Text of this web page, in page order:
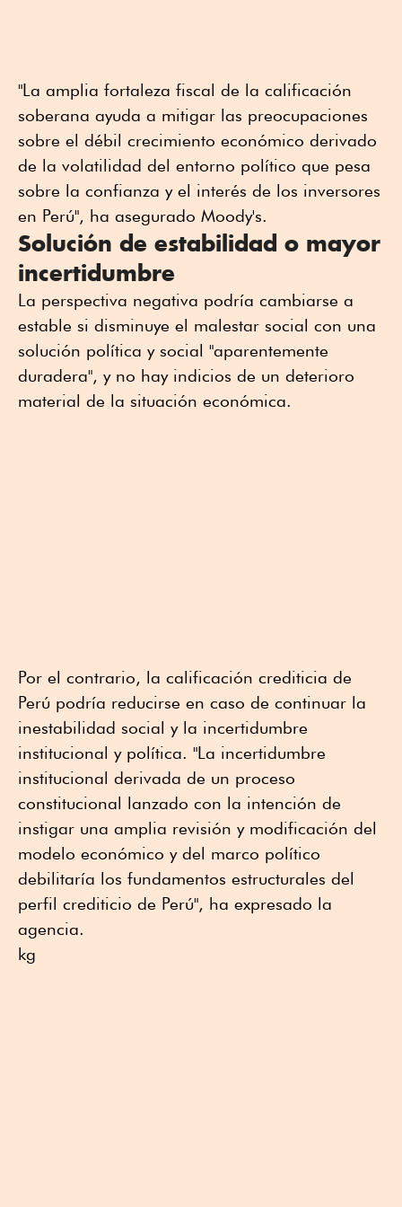
"La amplia fortaleza fiscal de la calificación
soberana ayuda a mitigar las preocupaciones
sobre el débil crecimiento económico derivado
de la volatilidad del entorno político que pesa
sobre la confianza y el interés de los inversores
en Perú", ha asegurado Moody's.
Solución de estabilidad o mayor
incertidumbre
La perspectiva negativa podría cambiarse a
estable si disminuye el malestar social con una
solución política y social "aparentemente
duradera", y no hay indicios de un deterioro
material de la situación económica.
Por el contrario, la calificación crediticia de
Perú podría reducirse en caso de continuar la
inestabilidad social y la incertidumbre
institucional y política. "La incertidumbre
institucional derivada de un proceso
constitucional lanzado con la intención de
instigar una amplia revisión y modificación del
modelo económico y del marco político
debilitaría los fundamentos estructurales del
perfil crediticio de Perú", ha expresado la
agencia.
kg